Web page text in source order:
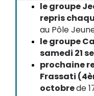
le groupe
repris
au Pôle
le groupe
samedi 21
prochaine
Frassati
octobrede